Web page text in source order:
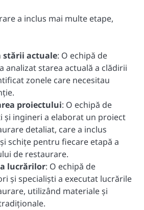
a inclus mai multe etape,
stării actuale: O echipă de
analizat starea actuală a clădirii
zonele care necesitau
proiectului: O echipă de
și ingineri a elaborat un proiect
detaliat, care a inclus
schițe pentru fiecare etapă a
de restaurare.
lucrărilor: O echipă de
și specialiști a executat lucrările
utilizând materiale și